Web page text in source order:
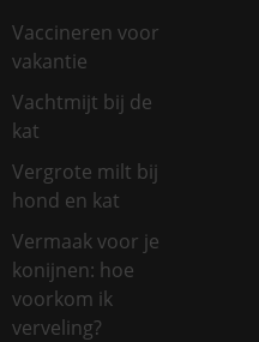
Vaccineren voor
vakantie
Vachtmijt bij de
kat
Vergrote milt bij
hond en kat
Vermaak voor je
konijnen: hoe
voorkom ik
verveling?